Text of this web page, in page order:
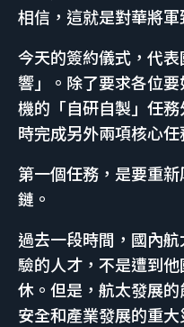
相信，這就是對華將軍
今天的簽約儀式，代
響」。除了要求各位
機的「自研自製」任
時完成另外兩項核心任
第一個任務，是要重
鏈。
過去一段時間，國內
驗的人才，不是遭到
休。但是，航太發展
安全和產業發展的重大